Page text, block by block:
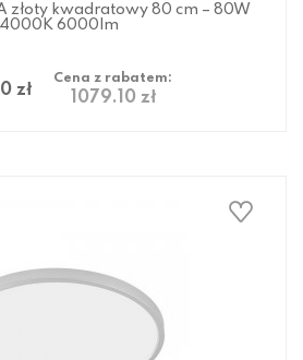
złoty kwadratowy 80 cm – 80W
4000K 6000lm
zł
Cena z rabatem:
1079.10 zł